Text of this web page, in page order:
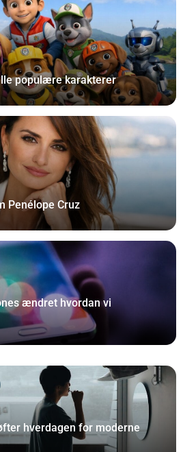
populære karakterer
Penélope Cruz
ændret hvordan vi
hverdagen for moderne